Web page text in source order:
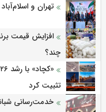
تهران و
افزایش قیمت
چند؟
تثبیت کرد
خدمت‌رسانی